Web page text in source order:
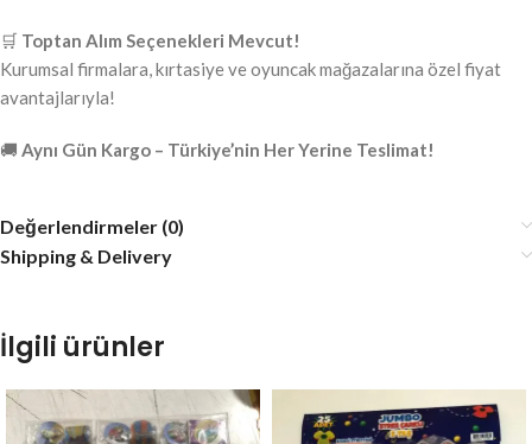
🛒 Toptan Alım Seçenekleri Mevcut!
Kurumsal firmalara, kırtasiye ve oyuncak mağazalarına özel fiyat
avantajlarıyla!
🚚 Aynı Gün Kargo – Türkiye’nin Her Yerine Teslimat!
Değerlendirmeler (0)
Shipping & Delivery
İlgili ürünler